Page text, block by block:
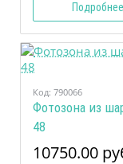
Подробнее
Код: 790066
Фотозона из
48
10750.00